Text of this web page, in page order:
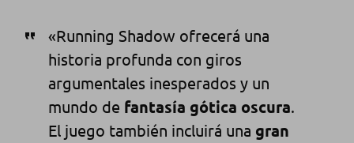
«Running Shadow ofrecerá una
historia profunda con giros
argumentales inesperados y un
mundo de fantasía gótica oscura.
El juego también incluirá una gran